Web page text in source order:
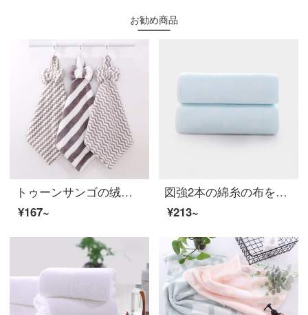
お勧め商品
トゥーンサンゴの绒のタオル3枚の挂け式大人の子供の台所の洗面所の柔软な吸水のかわいいタオルの水の波纹の灰+カラーの灰色+パイナップルの灰色の30*30 cm
¥167~
図強2本の綿糸の布を詰めて厚いタオルを加えます。カップルは男女と子供が柔らかくて快適に吸水して顔を洗います。綿のタオル2本は34*74 cmです。
¥213~